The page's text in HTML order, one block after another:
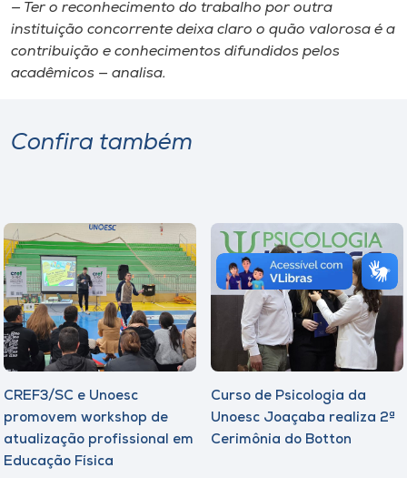
— Ter o reconhecimento do trabalho por outra
instituição concorrente deixa claro o quão valorosa é a
contribuição e conhecimentos difundidos pelos
acadêmicos — analisa.
Confira também
CREF3/SC e Unoesc
promovem workshop de
atualização profissional em
Educação Física
Curso de Psicologia da
Unoesc Joaçaba realiza 2ª
Cerimônia do Botton